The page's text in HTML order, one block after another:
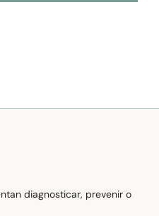
diagnosticar, prevenir o